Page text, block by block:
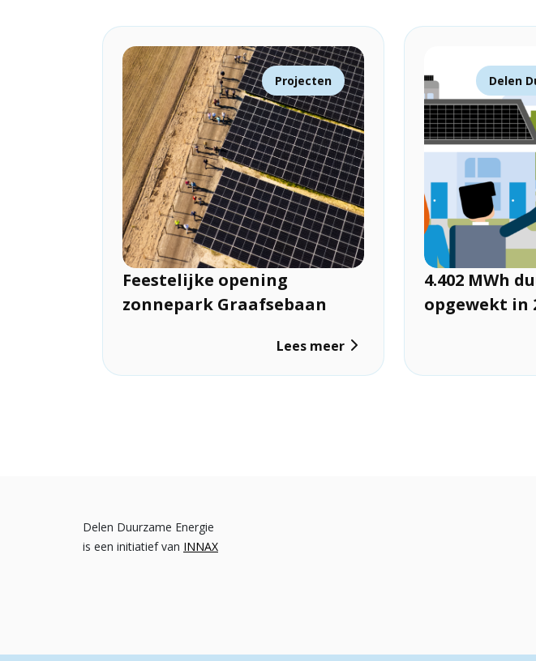
Projecten
Feestelijke opening
zonnepark Graafsebaan
Lees meer
Delen
4.402 MWh
opgewekt in
Delen Duurzame Energie
is een initiatief van INNAX